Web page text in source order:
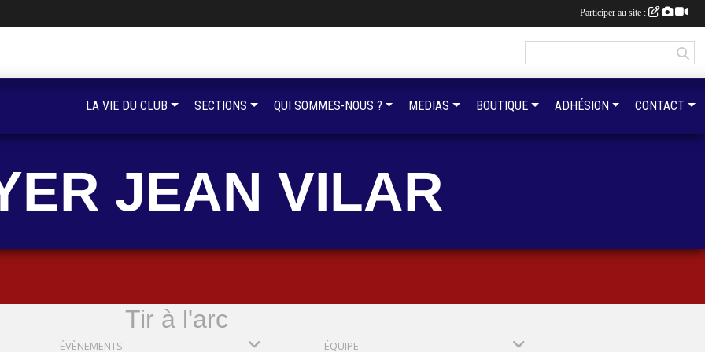
JEAN VILAR
Tir à l'arc
ÉVÈNEMENTS ÉQUIPE
LA VIE DU CLUB SECTIONS QUI SOMMES-NOUS ? MEDIAS BOUTIQUE ADHÉSION CONTACT
Participer au site :